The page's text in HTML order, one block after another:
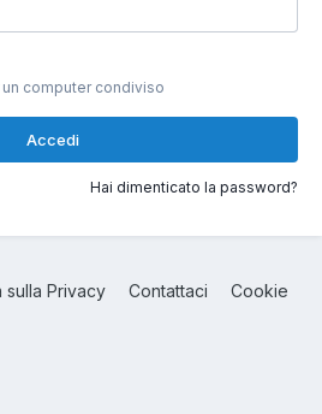
computer condiviso
Accedi
Hai dimenticato la password?
sulla Privacy Contattaci Cookie